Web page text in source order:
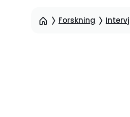
Forskning